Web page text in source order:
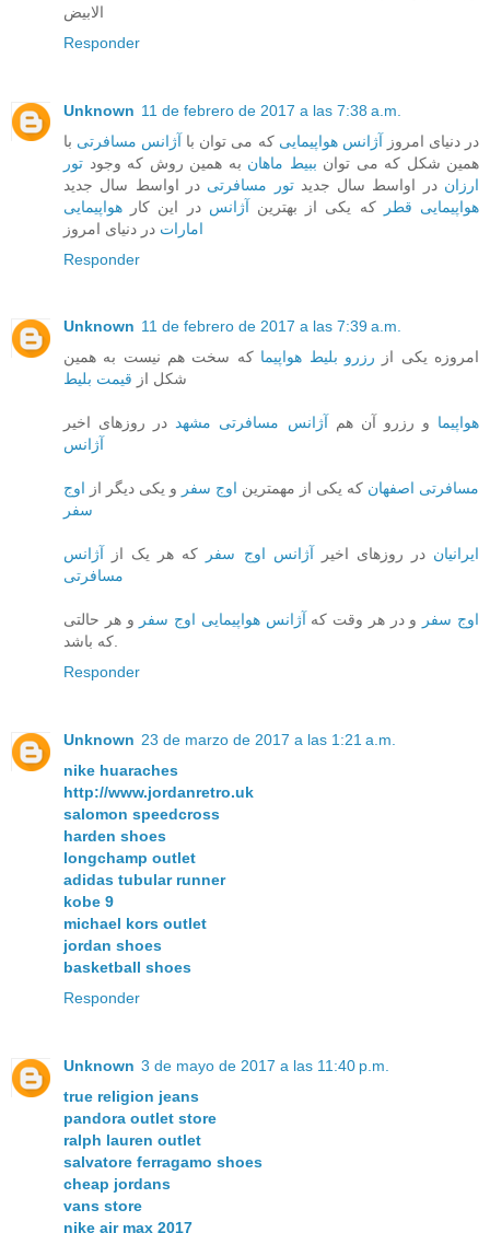
الابيض
Responder
Unknown 11 de febrero de 2017 a las 7:38 a.m.
در دنیای امروزآژانس هواپیمایی که می توان با آژانس مسافرتی با
همین شکل که می توان ببیط ماهان به همین روش که وجود تور
ارزان در اواسط سال جدیدتور مسافرتی در اواسط سال جدید
هواپیمایی قطر
که یکی از بهترینآژانس در این کار هواپیمایی
امارات در دنیای امروز
Responder
Unknown 11 de febrero de 2017 a las 7:39 a.m.
امروزه یکی از رزرو بلیط هواپیما که سخت هم نیست به همین
شکل از قیمت بلیط
هواپیما و رزرو آن هم آژانس مسافرتی مشهددر روزهای اخیر
آژانس
مسافرتی اصفهان که یکی از مهمترین اوج سفر و یکی دیگر از اوج
سفر
ایرانیان در روزهای اخیر آژانس اوج سفر که هر یک از آژانس
مسافرتی
اوج سفر و در هر وقت که آژانس هواپیمایی اوج سفر و هر حالتی
که باشد.
Responder
Unknown 23 de marzo de 2017 a las 1:21 a.m.
nike huaraches
http://www.jordanretro.uk
salomon speedcross
harden shoes
longchamp outlet
adidas tubular runner
kobe 9
michael kors outlet
jordan shoes
basketball shoes
Responder
Unknown 3 de mayo de 2017 a las 11:40 p.m.
true religion jeans
pandora outlet store
ralph lauren outlet
salvatore ferragamo shoes
cheap jordans
vans store
nike air max 2017